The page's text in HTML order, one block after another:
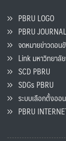
PBRU LOGO
PBRU JOURNAL
จดหมายข่าวดอน
Link มหาวิทยาลั
SCD PBRU
SDGs PBRU
ระบบเลือกตั้งออ
PBRU